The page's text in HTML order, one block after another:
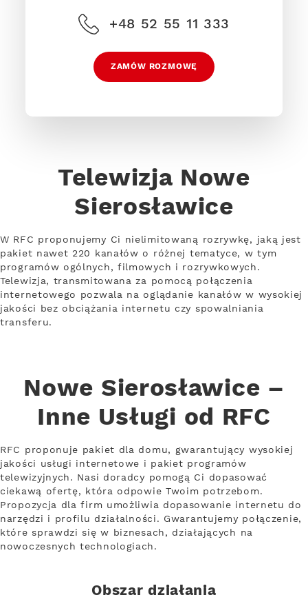
+48 52 55 11 333
ZAMÓW ROZMOWĘ
Telewizja Nowe
Sierosławice
W RFC proponujemy Ci nielimitowaną rozrywkę, jaką jest
pakiet nawet 220 kanałów o różnej tematyce, w tym
programów ogólnych, filmowych i rozrywkowych.
Telewizja, transmitowana za pomocą połączenia
internetowego pozwala na oglądanie kanałów w wysokiej
jakości bez obciążania internetu czy spowalniania
transferu.
Nowe Sierosławice –
Inne Usługi od RFC
RFC proponuje pakiet dla domu, gwarantujący wysokiej
jakości usługi internetowe i pakiet programów
telewizyjnych. Nasi doradcy pomogą Ci dopasować
ciekawą ofertę, która odpowie Twoim potrzebom.
Propozycja dla firm umożliwia dopasowanie internetu do
narzędzi i profilu działalności. Gwarantujemy połączenie,
które sprawdzi się w biznesach, działających na
nowoczesnych technologiach.
Obszar działania